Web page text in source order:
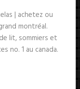
| achetez ou
montréal.
lit, sommiers et
no. 1 au canada.